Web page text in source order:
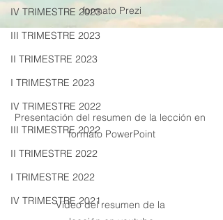
IV TRIMESTRE 2023
III TRIMESTRE 2023
II TRIMESTRE 2023
I TRIMESTRE 2023
IV TRIMESTRE 2022
III TRIMESTRE 2022
II TRIMESTRE 2022
I TRIMESTRE 2022
IV TRIMESTRE 2021
formato Prezi
Presentación del resumen de la lección en
formato PowerPoint
Video del resumen de la